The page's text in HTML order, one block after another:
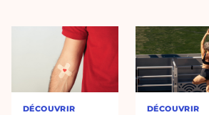
DÉCOUVRIR DÉCOUVRIR